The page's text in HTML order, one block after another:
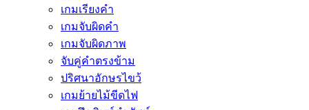
เกมเรียงคำ
เกมจับผิดคำ
เกมจับผิดภาพ
จับคู่คำตรงข้าม
ปริศนาอักษรไขว้
เกมย้ายไม้ขีดไฟ